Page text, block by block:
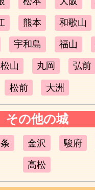
熊本 和歌山
宇和島 福山
山 丸岡 弘前
松前 大洲
その他の城
金沢 駿府
高松